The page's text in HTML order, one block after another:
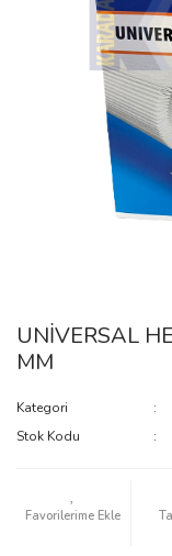
UNİVERSAL
MM
Kategori
Stok Kodu